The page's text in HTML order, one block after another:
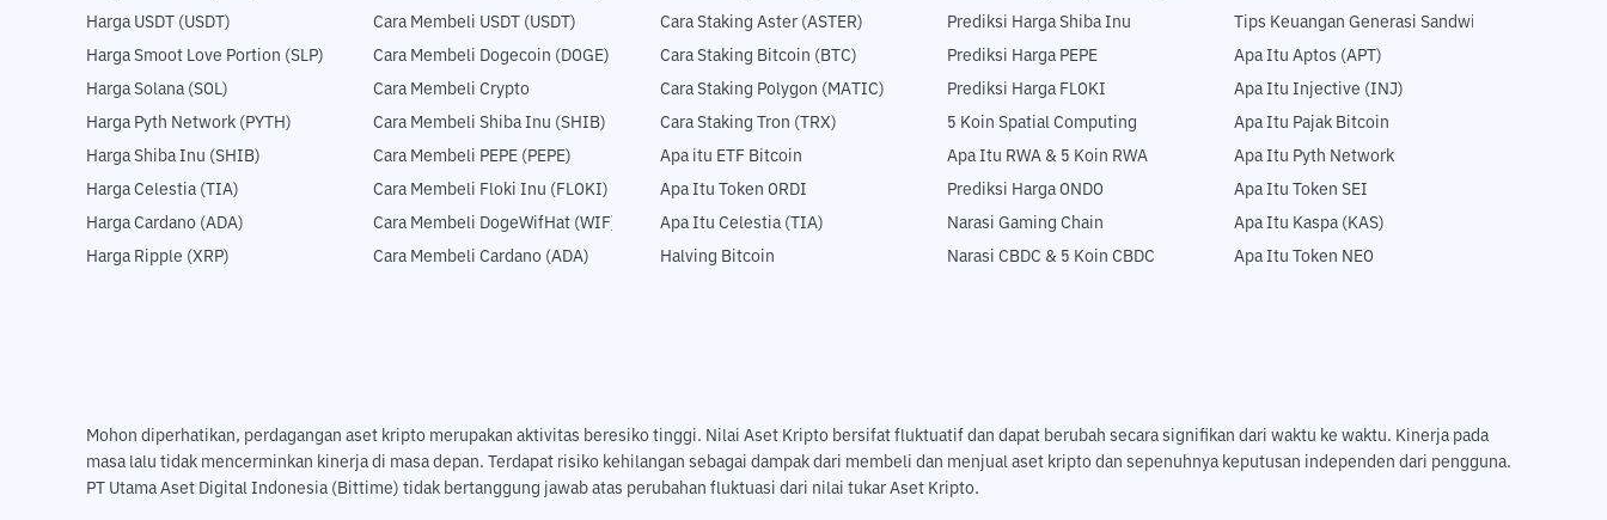
Harga USDT (USDT)
Harga Smoot Love Portion (SLP)
Harga Solana (SOL)
Harga Pyth Network (PYTH)
Harga Shiba Inu (SHIB)
Harga Celestia (TIA)
Harga Cardano (ADA)
Harga Ripple (XRP)
Cara Membeli USDT (USDT)
Cara Membeli Dogecoin (DOGE)
Cara Membeli Crypto
Cara Membeli Shiba Inu (SHIB)
Cara Membeli PEPE (PEPE)
Cara Membeli Floki Inu (FLOKI)
Cara Membeli DogeWifHat (WIF)
Cara Membeli Cardano (ADA)
Cara Staking Aster (ASTER)
Cara Staking Bitcoin (BTC)
Cara Staking Polygon (MATIC)
Cara Staking Tron (TRX)
Apa itu ETF Bitcoin
Apa Itu Token ORDI
Apa Itu Celestia (TIA)
Halving Bitcoin
Prediksi Harga Shiba Inu
Prediksi Harga PEPE
Prediksi Harga FLOKI
5 Koin Spatial Computing
Apa Itu RWA & 5 Koin RWA
Prediksi Harga ONDO
Narasi Gaming Chain
Narasi CBDC & 5 Koin CBDC
Tips Keuangan Generasi Sandwich
Apa Itu Aptos (APT)
Apa Itu Injective (INJ)
Apa Itu Pajak Bitcoin
Apa Itu Pyth Network
Apa Itu Token SEI
Apa Itu Kaspa (KAS)
Apa Itu Token NEO
Mohon diperhatikan, perdagangan aset kripto merupakan aktivitas beresiko tinggi. Nilai Aset Kripto bersifat fluktuatif dan dapat berubah secara signifikan dari waktu ke waktu. Kinerja pada
masa lalu tidak mencerminkan kinerja di masa depan. Terdapat risiko kehilangan sebagai dampak dari membeli dan menjual aset kripto dan sepenuhnya keputusan independen dari pengguna.
PT Utama Aset Digital Indonesia (Bittime) tidak bertanggung jawab atas perubahan fluktuasi dari nilai tukar Aset Kripto.